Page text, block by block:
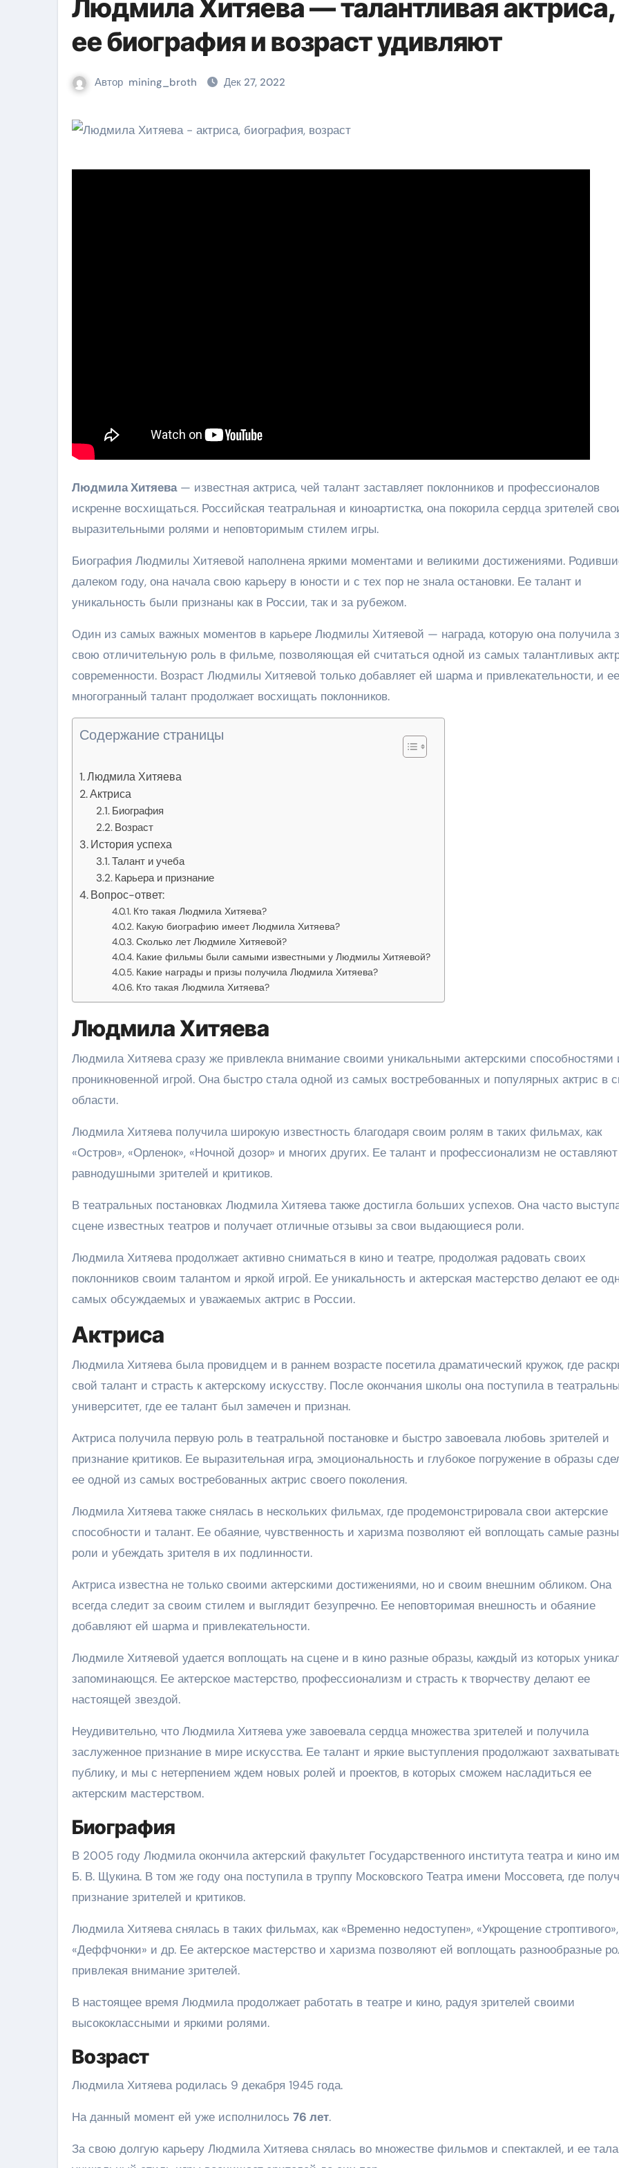
Людмила Хитяева — талантливая актриса,
ее биография и возраст удивляют
Автор mining_broth Дек 27, 2022
Людмила Хитяева— известная актриса, чей талант заставляет поклонников и профессионалов
искренне восхищаться. Российская театральная и киноартистка, она покорила сердца зрителей
выразительными ролями и неповторимым стилем игры.
Биография Людмилы Хитяевой наполнена яркими моментами и великими достижениями.
далеком году, она начала свою карьеру в юности и с тех пор не знала остановки. Ее талант и
уникальность были признаны как в России, так и за рубежом.
Один из самых важных моментов в карьере Людмилы Хитяевой — награда, которую она получила
свою отличительную роль в фильме, позволяющая ей считаться одной из самых талантливых
современности. Возраст Людмилы Хитяевой только добавляет ей шарма и привлекательности, и ее
многогранный талант продолжает восхищать поклонников.
Содержание страницы
Людмила Хитяева
Актриса
Биография
Возраст
История успеха
Талант и учеба
Карьера и признание
Вопрос-ответ:
Кто такая Людмила Хитяева?
Какую биографию имеет Людмила Хитяева?
Сколько лет Людмиле Хитяевой?
Какие фильмы были самыми известными у Людмилы Хитяевой?
Какие награды и призы получила Людмила Хитяева?
Кто такая Людмила Хитяева?
Людмила Хитяева
Людмила Хитяева сразу же привлекла внимание своими уникальными актерскими способностями
проникновенной игрой. Она быстро стала одной из самых востребованных и популярных актрис в
области.
Людмила Хитяева получила широкую известность благодаря своим ролям в таких фильмах, как
«Остров», «Орленок», «Ночной дозор» и многих других. Ее талант и профессионализм не оставляют
равнодушными зрителей и критиков.
В театральных постановках Людмила Хитяева также достигла больших успехов. Она часто
сцене известных театров и получает отличные отзывы за свои выдающиеся роли.
Людмила Хитяева продолжает активно сниматься в кино и театре, продолжая радовать своих
поклонников своим талантом и яркой игрой. Ее уникальность и актерская мастерство делают ее
самых обсуждаемых и уважаемых актрис в России.
Актриса
Людмила Хитяева была провидцем и в раннем возрасте посетила драматический кружок, где
свой талант и страсть к актерскому искусству. После окончания школы она поступила в
университет, где ее талант был замечен и признан.
Актриса получила первую роль в театральной постановке и быстро завоевала любовь зрителей и
признание критиков. Ее выразительная игра, эмоциональность и глубокое погружение в образы
ее одной из самых востребованных актрис своего поколения.
Людмила Хитяева также снялась в нескольких фильмах, где продемонстрировала свои актерские
способности и талант. Ее обаяние, чувственность и харизма позволяют ей воплощать самые
роли и убеждать зрителя в их подлинности.
Актриса известна не только своими актерскими достижениями, но и своим внешним обликом. Она
всегда следит за своим стилем и выглядит безупречно. Ее неповторимая внешность и обаяние
добавляют ей шарма и привлекательности.
Людмиле Хитяевой удается воплощать на сцене и в кино разные образы, каждый из которых
запоминающся. Ее актерское мастерство, профессионализм и страсть к творчеству делают ее
настоящей звездой.
Неудивительно, что Людмила Хитяева уже завоевала сердца множества зрителей и получила
заслуженное признание в мире искусства. Ее талант и яркие выступления продолжают
публику, и мы с нетерпением ждем новых ролей и проектов, в которых сможем насладиться ее
актерским мастерством.
Биография
В 2005 году Людмила окончила актерский факультет Государственного института театра и кино
Б. В. Щукина. В том же году она поступила в труппу Московского Театра имени Моссовета, где
признание зрителей и критиков.
Людмила Хитяева снялась в таких фильмах, как «Временно недоступен», «Укрощение строптивого»,
«Деффчонки» и др. Ее актерское мастерство и харизма позволяют ей воплощать разнообразные
привлекая внимание зрителей.
В настоящее время Людмила продолжает работать в театре и кино, радуя зрителей своими
высококлассными и яркими ролями.
Возраст
Людмила Хитяева родилась 9 декабря 1945 года.
На данный момент ей уже исполнилось 76 лет.
За свою долгую карьеру Людмила Хитяева снялась во множестве фильмов и спектаклей, и ее